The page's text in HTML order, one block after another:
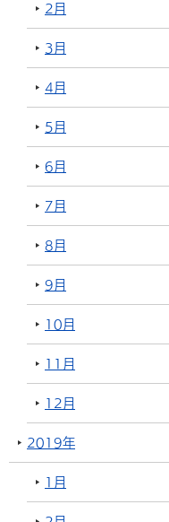
2月
3月
4月
5月
6月
7月
8月
9月
10月
11月
12月
2019年
1月